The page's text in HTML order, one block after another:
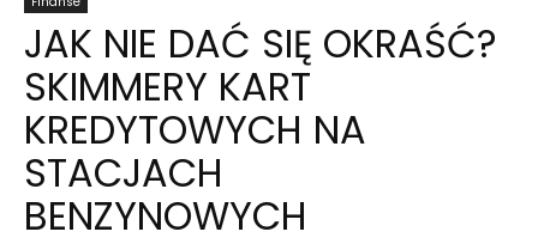
polsku
JAK NIE DAĆ SIĘ OKRAŚĆ?
SKIMMERY KART
KREDYTOWYCH NA
STACJACH
BENZYNOWYCH